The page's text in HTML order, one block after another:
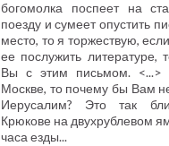
богомолка поспеет на
поезду и сумеет опустить
место, то я торжествую,
ее послужить литературе,
Вы с этим письмом.
Москве, то почему бы Вам
Иерусалим? Это так
Крюкове на двухрублевом
часа езды...